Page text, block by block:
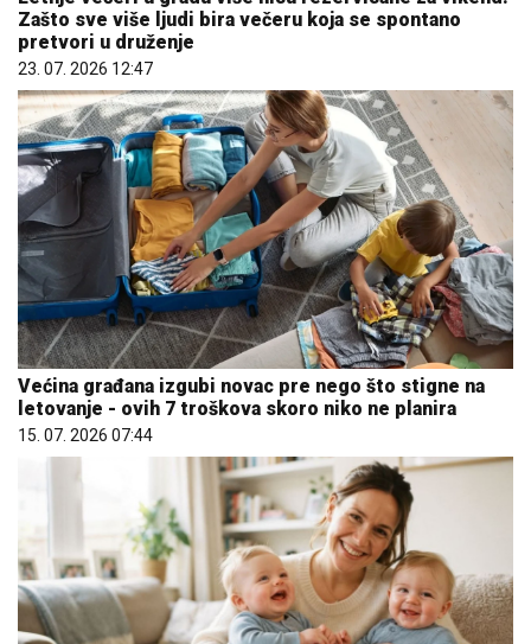
Zašto sve više ljudi bira večeru koja se spontano
pretvori u druženje
23. 07. 2026 12:47
Većina građana izgubi novac pre nego što stigne na
letovanje - ovih 7 troškova skoro niko ne planira
15. 07. 2026 07:44